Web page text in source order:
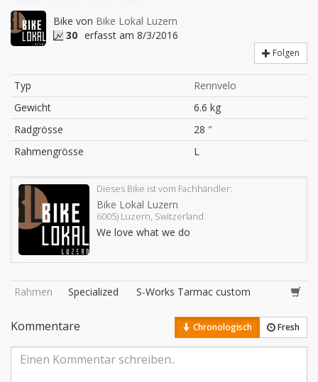
Bike von Bike Lokal Luzern
30 erfasst am 8/3/2016
Folgen
Typ
Rennvelo
Gewicht
6.6 kg
Radgrösse
28 ″
Rahmengrösse
L
Dieses Bike ist vom Fachhändler:
Bike Lokal Luzern
6005) Luzern, Switzerland
We love what we do
Rahmen Specialized S-Works Tarmac custom
Kommentare Chronologisch Fresh